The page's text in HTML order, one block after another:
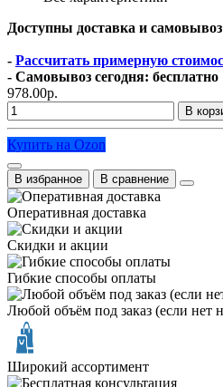
Доступны доставка и
- Рассчитать примерную
- Самовывоз сегодня: бесплатно
978.00р.
В
Купить на Ozon
В избранное В сравнение
Оперативная доставка
Скидки и акции
Гибкие способы оплаты
Любой объём под заказ (если нет
Широкий ассортимент